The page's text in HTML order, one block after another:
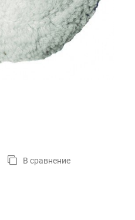
В сравнение